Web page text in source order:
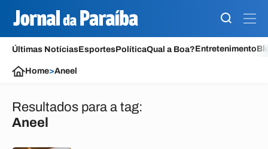
Últimas NotíciasEsportesPolíticaQual a Boa?Entretenimento
Home>Aneel
Resultados para a tag:
Aneel